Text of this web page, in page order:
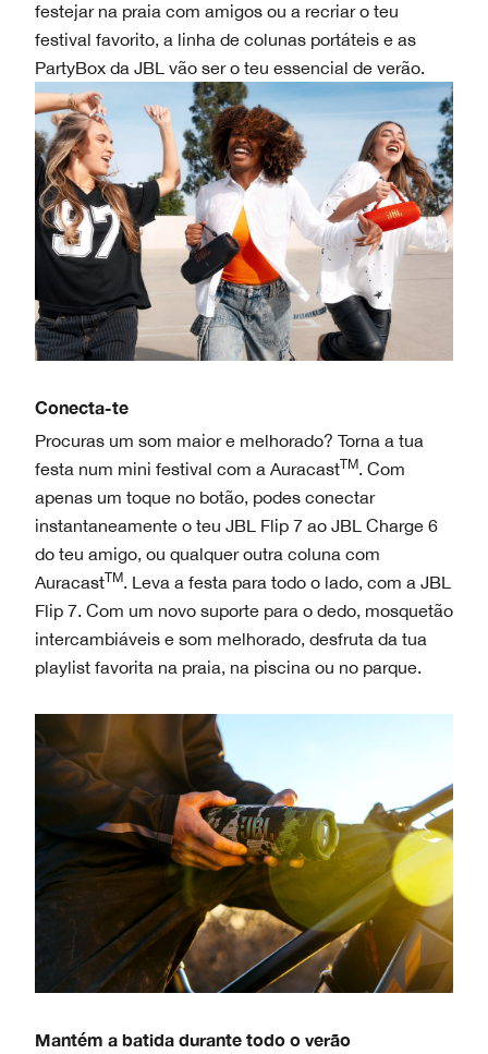
festejar na praia com amigos ou a recriar o teu
festival favorito, a linha de colunas portáteis e as
PartyBox da JBL vão ser o teu essencial de verão.
Conecta-te
Procuras um som maior e melhorado? Torna a tua
festa num mini festival com a AuracastTM. Com
apenas um toque no botão, podes conectar
instantaneamente o teu JBL Flip 7 ao JBL Charge 6
do teu amigo, ou qualquer outra coluna com
AuracastTM. Leva a festa para todo o lado, com a JBL
Flip 7. Com um novo suporte para o dedo, mosquetão
intercambiáveis ​​e som melhorado, desfruta da tua
playlist favorita na praia, na piscina ou no parque.
Mantém a batida durante todo o verão